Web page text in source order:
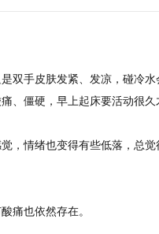
双手皮肤发紧、发凉，碰冷
、僵硬，早上起床要活动很久
，情绪也变得有些低落，总
痛也依然存在。